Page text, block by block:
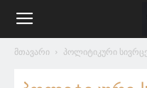
მთავარი პოლიტიკური სივრცე